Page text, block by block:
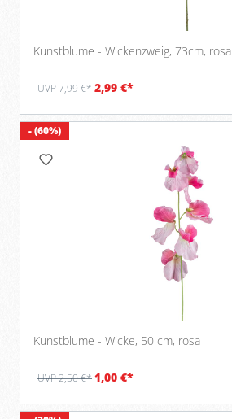
Kunstblume - Wickenzweig, 73cm, rosa
UVP 7,99 €*2,99 €*
- (60%)
Kunstblume - Wicke, 50 cm, rosa
UVP 2,50 €*1,00 €*